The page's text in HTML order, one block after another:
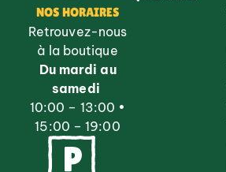
NOS HORAIRES
Retrouvez-nous
à la boutique
Du mardi au
samedi
10:00 – 13:00 •
15:00 – 19:00